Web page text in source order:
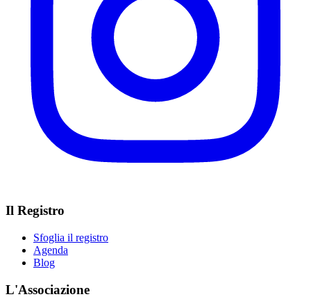
Il Registro
Sfoglia il registro
Agenda
Blog
L'Associazione